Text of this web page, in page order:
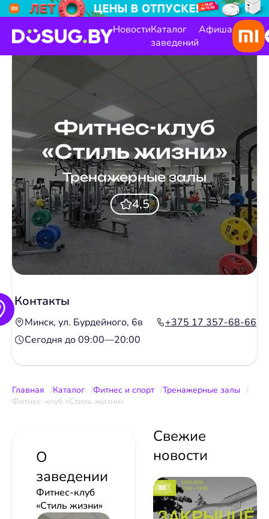
НовостиКаталог
заведений
Афиша
Фитнес-клуб
«Стиль жизни»
Тренажерные залы
4,5
Контакты
Минск, ул. Бурдейного, 6в
+375 17 357-68-66
Сегодня до 09:00—20:00
Главная Каталог Фитнес и спорт
Тренажерные залы
Фитнес-клуб «Стиль жизни»
О
заведении
Фитнес-клуб
«Стиль жизни»
Свежие
новости